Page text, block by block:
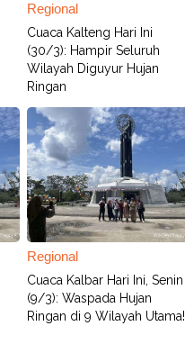
Regional
Cuaca Kalteng Hari Ini
(30/3): Hampir Seluruh
Wilayah Diguyur Hujan
Ringan
Regional
Cuaca Kalbar Hari Ini, Senin
(9/3): Waspada Hujan
Ringan di 9 Wilayah Utama!